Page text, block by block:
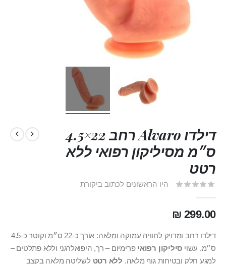
דילדו Alvaro רחב 22×4.5
ס״מ מסיליקון רפואי ללא
רטט
היו הראשונים לכתוב ביקורת
299.00 ₪
דילדו רחב ומדויק לחוויה עמוקה ומלאה: אורך כ‑22 ס״מ וקוטר כ‑4.5
ס״מ. עשוי סיליקון רפואי פרימיום – רך, היפואלרגני וללא פתלטים –
למגע חלק ובטיחות גוף מלאה. ללא רטט לשליטה מלאה בקצב